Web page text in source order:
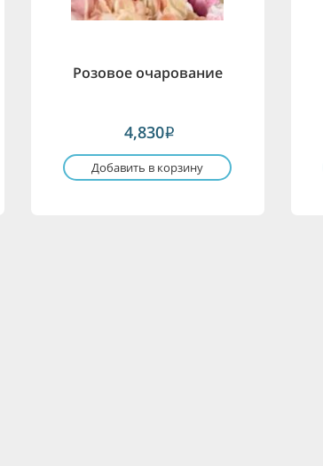
Розовое очарование
4,830i
Добавить в корзину